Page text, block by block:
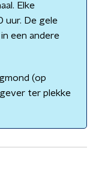
Elke
uur. De gele
een andere
(op
ter plekke